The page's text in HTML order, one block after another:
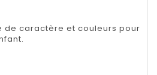
de caractère et couleurs pour